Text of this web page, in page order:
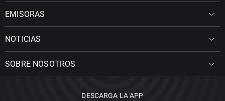
EMISORAS
NOTICIAS
SOBRE NOSOTROS
DESCARGA LA APP